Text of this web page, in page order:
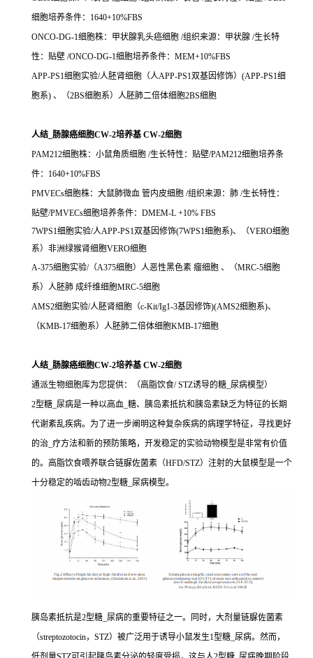
细胞培养条件：1640+10%FBS
ONCO-DG-1细胞株：甲状腺乳头癌细胞 /组织来源：甲状腺 /生长特
性：贴壁 /ONCO-DG-1细胞培养条件：MEM+10%FBS
APP-PS1细胞实验/人胚肾细胞（人APP-PS1双基因修饰）(APP-PS1细
胞系) 、（2BS细胞系）人胚肺二倍体细胞2BS细胞
人结_肠腺癌细胞CW-2培养基 CW-2细胞
PAM212细胞株：小鼠角质细胞 /生长特性：贴壁/PAM212细胞培养条
件：1640+10%FBS
PMVECs细胞株：大鼠肺微血 管内皮细胞 /组织来源：肺 /生长特性：
贴壁/PMVECs细胞培养条件：DMEM-L +10% FBS
7WPS1细胞实验/人APP-PS1双基因修饰(7WPS1细胞系)、（VERO细胞
系）非洲绿猴肾细胞VERO细胞
A-375细胞实验/（A375细胞）人恶性黑色素 瘤细胞 、（MRC-5细胞
系）人胚肺 成纤维细胞MRC-5细胞
AMS2细胞实验/人胚肾细胞（c-Kit/Ig1-3基因修饰)(AMS2细胞系)、
（KMB-17细胞系）人胚肺二倍体细胞KMB-17细胞
人结_肠腺癌细胞CW-2培养基 CW-2细胞
通派生物细胞库为您提供：（高脂饮食/ STZ诱导的糖_尿病模型）
2型糖_尿病是一种以高血_糖、胰岛素抵抗和胰岛素缺乏为特征的长期
代谢紊乱疾病。为了进一步阐明这种复杂疾病的病理学特征，寻找更好
的治_疗方法和新的预防策略，开发稳定的实验动物模型是非常有价值
的。高脂饮食喂养联合链脲佐菌素（HFD/STZ）注射的大鼠模型是一个
十分稳定的啮齿动物2型糖_尿病模型。
胰岛素抵抗是2型糖_尿病的重要特征之一。同时，大剂量链脲佐菌素
（streptozotocin，STZ）被广泛用于诱导小鼠发生1型糖_尿病。然而，